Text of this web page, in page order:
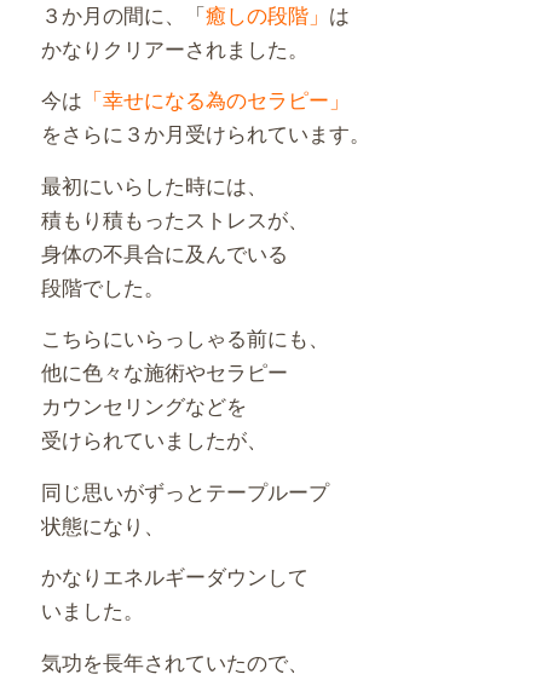
３か月の間に、「癒しの段階」 は
かなりクリアーされました。
今は 「幸せになる為のセラピー」
をさらに３か月受けられています。
最初にいらした時には、
積もり積もったストレスが、
身体の不具合に及んでいる
段階でした。
こちらにいらっしゃる前にも、
他に色々な施術やセラピー
カウンセリングなどを
受けられていましたが、
同じ思いがずっとテープループ
状態になり、
かなりエネルギーダウンして
いました。
気功を長年されていたので、